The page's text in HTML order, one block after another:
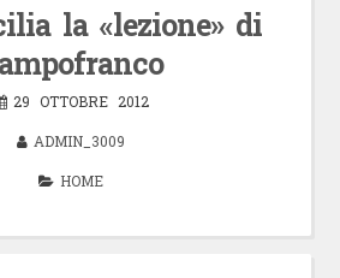
la «lezione» di
29 OTTOBRE 2012
ADMIN_3009
HOME